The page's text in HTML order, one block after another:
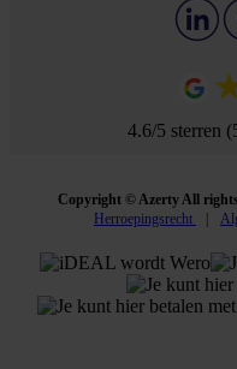
4.6/5 sterren
Copyright © Azerty All rights
Herroepingsrecht